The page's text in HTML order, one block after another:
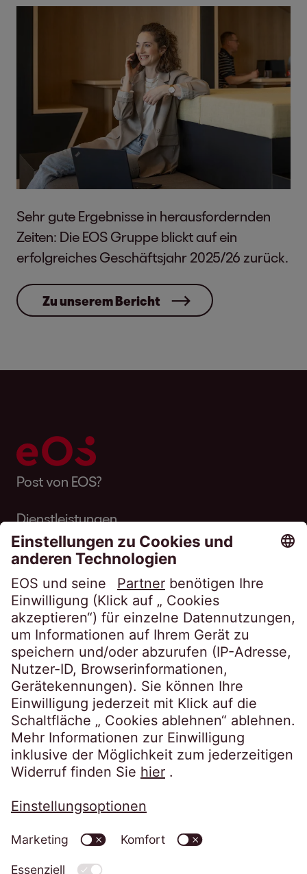
Sehr gute Ergebnisse in herausfordernden
Zeiten: Die EOS Gruppe blickt auf ein
erfolgreiches Geschäftsjahr 2025/26 zurück.
Zu unserem Bericht
Post von EOS?
Dienstleistungen
Über EOS
Karriere
Folgen Sie uns auf
Datenschutzerklärung